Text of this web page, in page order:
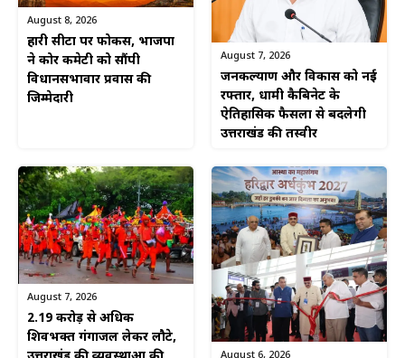
August 8, 2026
हारी सीटों पर फोकस, भाजपा
ने कोर कमेटी को सौंपी
विधानसभावार प्रवास की
जिम्मेदारी
August 7, 2026
जनकल्याण और विकास को नई
रफ्तार, धामी कैबिनेट के
ऐतिहासिक फैसलों से बदलेगी
उत्तराखंड की तस्वीर
August 7, 2026
2.19 करोड़ से अधिक
शिवभक्त गंगाजल लेकर लौटे,
August 6, 2026